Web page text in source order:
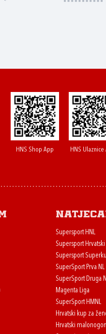
HNS Shop App HNS Ulaznice
Supersport HNL
Supersport
Supersport
SuperSport Prva NL
SuperSport Druga
Magenta Liga
SuperSport HMNL
Hrvatski kup za
Hrvatski